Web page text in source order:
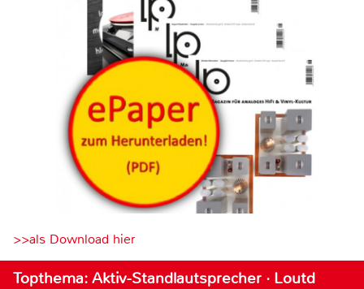
>>als Download hier
Topthema: Aktiv-Standlautsprecher · Loutd